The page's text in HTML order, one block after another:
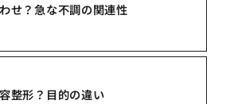
せ？急な不調の関連性
整形？目的の違い